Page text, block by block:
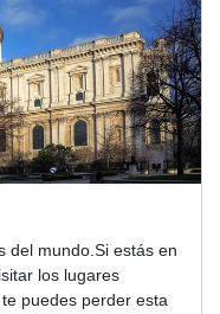
del mundo.Si estás en
los lugares
puedes perder esta